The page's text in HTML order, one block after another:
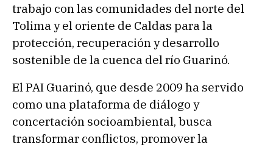
trabajo con las comunidades del norte del
Tolima y el oriente de Caldas para la
protección, recuperación y desarrollo
sostenible de la cuenca del río Guarinó.
El PAI Guarinó, que desde 2009 ha servido
como una plataforma de diálogo y
concertación socioambiental, busca
transformar conflictos, promover la